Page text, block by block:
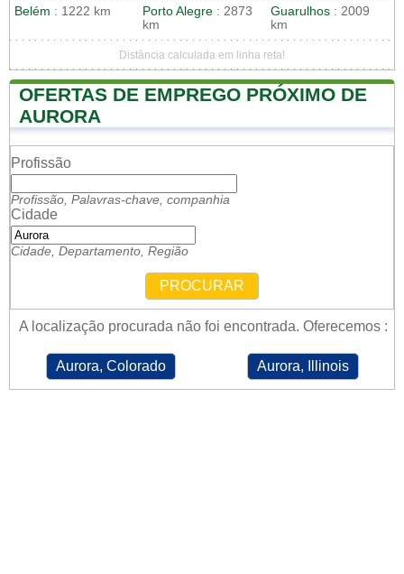
Belém : 1222 km Porto Alegre : 2873
km
Guarulhos : 2009
km
Distância calculada em linha reta!
OFERTAS DE EMPREGO PRÓXIMO DE
AURORA
Profissão
Profissão, Palavras-chave, companhia
Cidade
Cidade, Departamento, Região
PROCURAR
A localização procurada não foi encontrada. Oferecemos :
Aurora, Colorado Aurora, Illinois